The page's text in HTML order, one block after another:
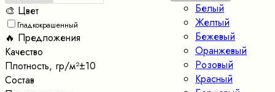
🎨 Цвет
Гладкокрашенный
🔥 Предложения
Качество
Плотность, гр/м²±10
Состав
Белый
Желтый
Бежевый
Оранжевый
Розовый
Красный